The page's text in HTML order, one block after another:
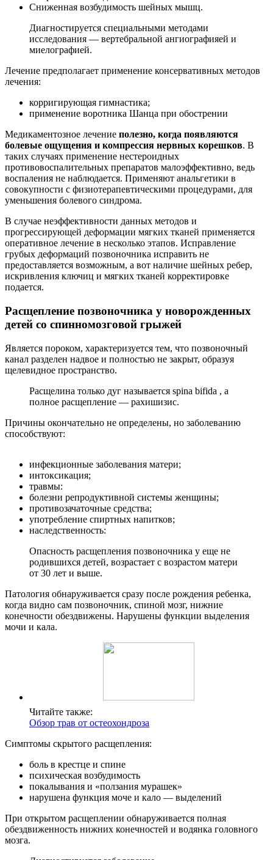
Сниженная возбудимость шейных мышц.
Диагностируется специальными методами
исследования — вертебральной ангиографияей и
миелографией.
Лечение предполагает применение консервативных методов
лечения:
корригирующая гимнастика;
применение воротника Шанца при обострении
Медикаментозное лечение полезно, когда появляются
болевые ощущения и компрессия нервных корешков. В
таких случаях применение нестероидных
противовоспалительных препаратов малоэффективно, ведь
воспаления не наблюдается. Применяют анальгетики в
совокупности с физиотерапевтическими процедурами, для
уменьшения болевого синдрома.
В случае неэффективности данных методов и
прогрессирующей деформации мягких тканей применяется
оперативное лечение в несколько этапов. Исправление
грубых деформаций позвоночника исправить не
предоставляется возможным, а вот наличие шейных ребер,
искривления ключиц и мягких тканей корректировке
подается.
Расщепление позвоночника у новорожденных
детей со спинномозговой грыжей
Является пороком, характеризуется тем, что позвоночный
канал разделен надвое и полностью не закрыт, образуя
щелевидное пространство.
Расщелина только дуг называется spina bifida , а
полное расщепление — рахишизис.
Причины окончательно не определены, но заболеванию
способствуют:
инфекционные заболевания матери;
интоксикация;
травмы:
болезни репродуктивной системы женщины;
противозачаточные средства;
употребление спиртных напитков;
наследственность:
Опасность расщепления позвоночника у еще не
родившихся детей, возрастает с возрастом матери
от 30 лет и выше.
Патология обнаруживается сразу после рождения ребенка,
когда видно сам позвоночник, спиной мозг, нижние
конечности обездвижены. Нарушены функции выделения
мочи и кала.
Читайте также:
Обзор трав от остеохондроза
Симптомы скрытого расщепления:
боль в крестце и спине
психическая возбудимость
покалывания и «ползания мурашек»
нарушена функция моче и кало — выделений
При открытом расщеплении обнаруживается полная
обездвиженность нижних конечностей и водянка головного
мозга.